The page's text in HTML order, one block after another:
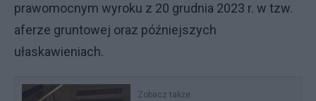
prawomocnym wyroku z 20 grudnia 2023 r. w tzw.
aferze gruntowej oraz późniejszych
ułaskawieniach.
Zobacz także